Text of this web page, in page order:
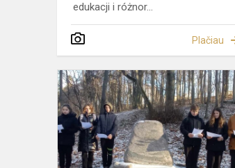
edukacji i różnor...
Plačiau